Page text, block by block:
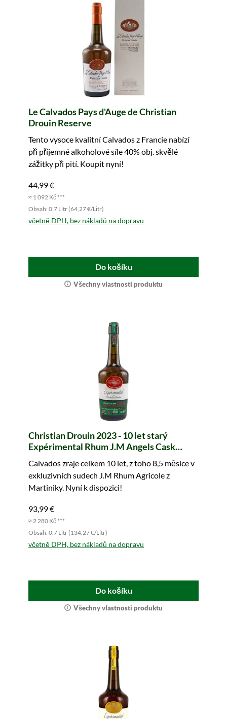
Le Calvados Pays d'Auge de Christian
Drouin Reserve
Tento vysoce kvalitní Calvados z Francie nabízí
při příjemné alkoholové síle 40% obj. skvělé
zážitky při pití. Koupit nyní!
44,99 €
≈ 1 092 Kč ***
Obsah: 0.7 Litr (64,27 €/Litr)
včetně DPH, bez nákladů na dopravu
Do košíku
Všechny vlastnosti produktu
Christian Drouin 2023 - 10 let starý
Expérimental Rhum J.M Angels Cask
Calvados zraje celkem 10 let, z toho 8,5 měsíce v
exkluzivních sudech J.M Rhum Agricole z
Martiniky. Nyní k dispozici!
93,99 €
≈ 2 280 Kč ***
Obsah: 0.7 Litr (134,27 €/Litr)
včetně DPH, bez nákladů na dopravu
Do košíku
Všechny vlastnosti produktu